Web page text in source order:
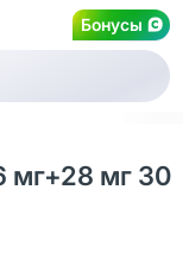
Бонусы
мг+28 мг 30